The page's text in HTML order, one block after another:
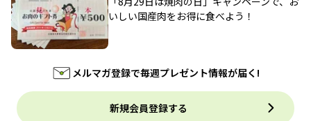
いしい国産肉をお得に食べよう！
メルマガ登録で毎週プレゼント情報が届く!
新規会員登録する